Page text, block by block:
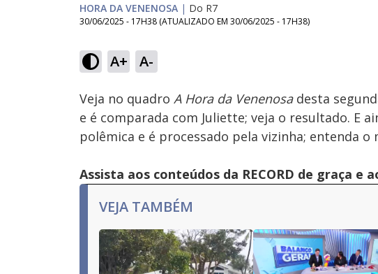
HORA DA VENENOSA | Do R7
30/06/2025 - 17H38 (ATUALIZADO EM 30/06/2025 - 17H38)
A+ A-
Ativar
Som
3.71%
Veja no quadro A Hora da Venenosadesta
e é comparada com Juliette; veja o resultado. E
polêmica e é processado pela vizinha; entenda o
Assista aos conteúdos da RECORD de graça e
VEJA TAMBÉM